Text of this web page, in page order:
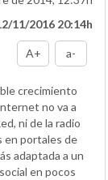
11/2016 20:14h
A+ a-
crecimiento
no va a
ni de la radio
en portales de
adaptada a un
en pocos